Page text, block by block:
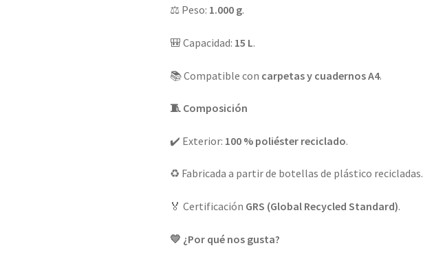
⚖️ Peso: 1.000 g.
🎒 Capacidad: 15 L.
📚 Compatible con carpetas y cuadernos A4.
🧵 Composición
✔️ Exterior: 100 % poliéster reciclado.
♻️ Fabricada a partir de botellas de plástico recicladas.
🏅 Certificación GRS (Global Recycled Standard).
💛 ¿Por qué nos gusta?